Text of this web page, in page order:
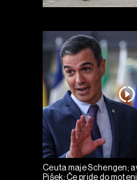
Ceuta maje Schengen;
Pišek: Če pride do